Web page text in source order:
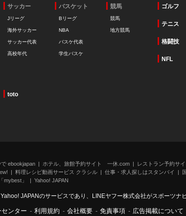
サッカー
Jリーグ
海外サッカー
サッカー代表
高校年代
バスケット
Bリーグ
NBA
バスケ代表
学生バスケ
競馬
競馬
地方競馬
ゴルフ
テニス
格闘技
NFL
toto
ebookjapan
ホテル、旅館予約サイト 一休.com
レストラン予約サ
料理レシピ動画サービス クラシル 仕事・求人探しはスタンバイ
mybest」
Yahoo! JAPAN
JAPANのサービスであり、LINEヤフー株式会社がスポーツナ
ンター - 利用規約 - 会社概要 - 免責事項 - 広告掲載について